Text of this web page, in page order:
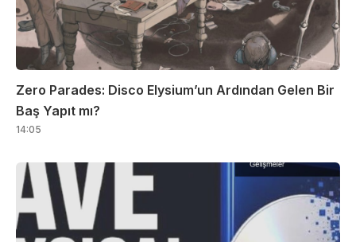
Zero Parades: Disco Elysium’un Ardından Gelen Bir
Baş Yapıt mı?
14:05